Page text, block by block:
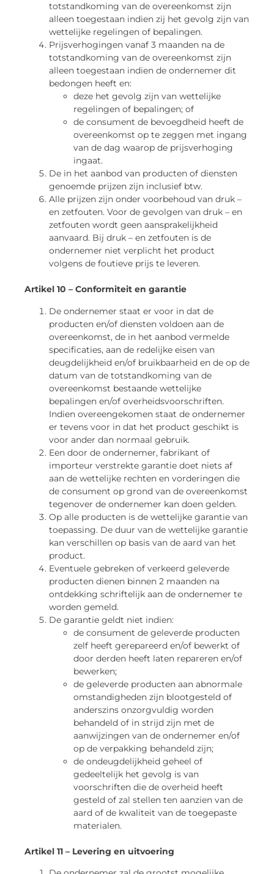
totstandkoming van de overeenkomst zijn
alleen toegestaan indien zij het gevolg zijn van
wettelijke regelingen of bepalingen.
Prijsverhogingen vanaf 3 maanden na de
totstandkoming van de overeenkomst zijn
alleen toegestaan indien de ondernemer dit
bedongen heeft en:
deze het gevolg zijn van wettelijke
regelingen of bepalingen; of
de consument de bevoegdheid heeft de
overeenkomst op te zeggen met ingang
van de dag waarop de prijsverhoging
ingaat.
De in het aanbod van producten of diensten
genoemde prijzen zijn inclusief btw.
Alle prijzen zijn onder voorbehoud van druk –
en zetfouten. Voor de gevolgen van druk – en
zetfouten wordt geen aansprakelijkheid
aanvaard. Bij druk – en zetfouten is de
ondernemer niet verplicht het product
volgens de foutieve prijs te leveren.
Artikel 10 – Conformiteit en garantie
De ondernemer staat er voor in dat de
producten en/of diensten voldoen aan de
overeenkomst, de in het aanbod vermelde
specificaties, aan de redelijke eisen van
deugdelijkheid en/of bruikbaarheid en de op de
datum van de totstandkoming van de
overeenkomst bestaande wettelijke
bepalingen en/of overheidsvoorschriften.
Indien overeengekomen staat de ondernemer
er tevens voor in dat het product geschikt is
voor ander dan normaal gebruik.
Een door de ondernemer, fabrikant of
importeur verstrekte garantie doet niets af
aan de wettelijke rechten en vorderingen die
de consument op grond van de overeenkomst
tegenover de ondernemer kan doen gelden.
Op alle producten is de wettelijke garantie van
toepassing. De duur van de wettelijke garantie
kan verschillen op basis van de aard van het
product.
Eventuele gebreken of verkeerd geleverde
producten dienen binnen 2 maanden na
ontdekking schriftelijk aan de ondernemer te
worden gemeld.
De garantie geldt niet indien:
de consument de geleverde producten
zelf heeft gerepareerd en/of bewerkt of
door derden heeft laten repareren en/of
bewerken;
de geleverde producten aan abnormale
omstandigheden zijn blootgesteld of
anderszins onzorgvuldig worden
behandeld of in strijd zijn met de
aanwijzingen van de ondernemer en/of
op de verpakking behandeld zijn;
de ondeugdelijkheid geheel of
gedeeltelijk het gevolg is van
voorschriften die de overheid heeft
gesteld of zal stellen ten aanzien van de
aard of de kwaliteit van de toegepaste
materialen.
Artikel 11 – Levering en uitvoering